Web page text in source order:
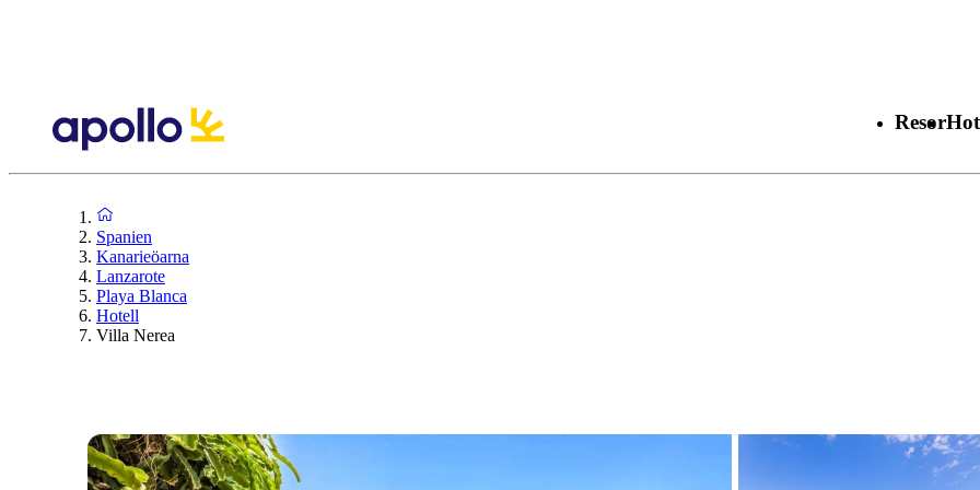
Resor
Spanien
Kanarieöarna
Lanzarote
Playa Blanca
Hotell
Villa Nerea